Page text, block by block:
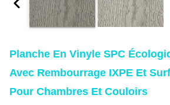
Planche En Vinyle SPC
Avec Rembourrage IXPE Et
Pour Chambres Et Couloirs